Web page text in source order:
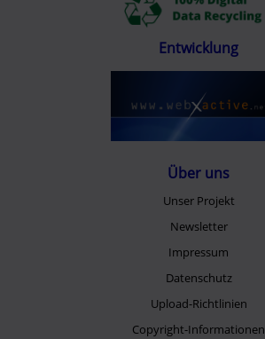
Entwicklung
Über uns
Unser Projekt
Newsletter
Impressum
Datenschutz
Upload-Richtlinien
Copyright-Informationen